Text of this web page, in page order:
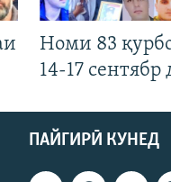
Номи 83
14-17 сентябр
ПАЙГИРӢ КУНЕД